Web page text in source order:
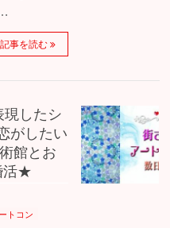
事を読む
現したシ
がしたい
館とお
活★
トコン